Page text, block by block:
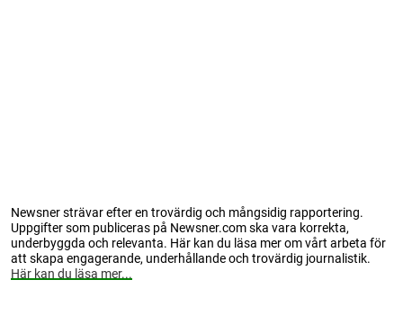
Newsner strävar efter en trovärdig och mångsidig rapportering.
Uppgifter som publiceras på Newsner.com ska vara korrekta,
underbyggda och relevanta. Här kan du läsa mer om vårt arbeta för
att skapa engagerande, underhållande och trovärdig journalistik.
Här kan du läsa mer...